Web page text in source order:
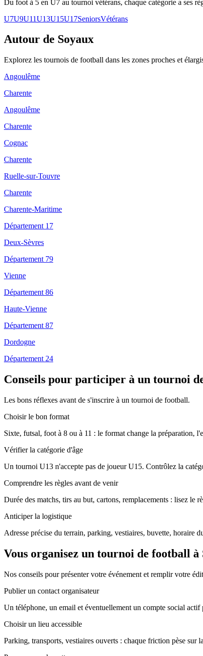
Du foot à 5 en U7 au tournoi vétérans, chaque catégorie a ses
U7U9U11U13U15U17SeniorsVétérans
Autour de Soyaux
Explorez les tournois de football dans les zones proches et
Angoulême
Charente
Angoulême
Charente
Cognac
Charente
Ruelle-sur-Touvre
Charente
Charente-Maritime
Département 17
Deux-Sèvres
Département 79
Vienne
Département 86
Haute-Vienne
Département 87
Dordogne
Département 24
Conseils pour participer à un tournoi
Les bons réflexes avant de s'inscrire à un tournoi de football.
Choisir le bon format
Sixte, futsal, foot à 8 ou à 11 : le format change la préparation,
Vérifier la catégorie d'âge
Un tournoi U13 n'accepte pas de joueur U15. Contrôlez la
Comprendre les règles avant de venir
Durée des matchs, tirs au but, cartons, remplacements : lisez le
Anticiper la logistique
Adresse précise du terrain, parking, vestiaires, buvette, horaire
Vous organisez un tournoi de football à
Nos conseils pour présenter votre événement et remplir votre
Publier un contact organisateur
Un téléphone, un email et éventuellement un compte social
Choisir un lieu accessible
Parking, transports, vestiaires ouverts : chaque friction pèse sur